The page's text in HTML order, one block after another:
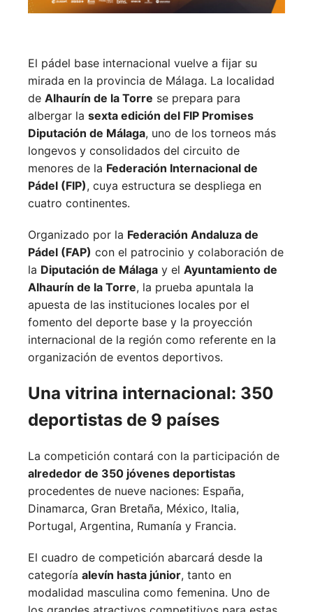
El pádel base internacional vuelve a fijar su
mirada en la provincia de Málaga. La localidad
de Alhaurín de la Torre se prepara para
albergar la sexta edición del FIP Promises
Diputación de Málaga, uno de los torneos más
longevos y consolidados del circuito de
menores de la Federación Internacional de
Pádel (FIP), cuya estructura se despliega en
cuatro continentes.
Organizado por la Federación Andaluza de
Pádel (FAP) con el patrocinio y colaboración de
la Diputación de Málaga y el Ayuntamiento de
Alhaurín de la Torre, la prueba apuntala la
apuesta de las instituciones locales por el
fomento del deporte base y la proyección
internacional de la región como referente en la
organización de eventos deportivos.
Una vitrina internacional: 350
deportistas de 9 países
La competición contará con la participación de
alrededor de 350 jóvenes deportistas
procedentes de nueve naciones: España,
Dinamarca, Gran Bretaña, México, Italia,
Portugal, Argentina, Rumanía y Francia.
El cuadro de competición abarcará desde la
categoría alevín hasta júnior, tanto en
modalidad masculina como femenina. Uno de